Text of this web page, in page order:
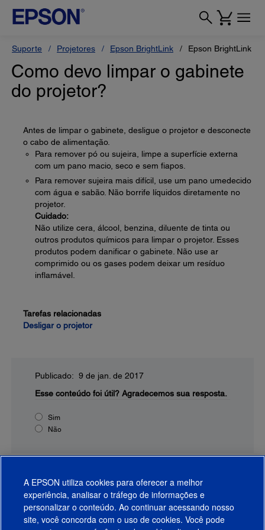
Suporte Projetores Epson BrightLink Epson BrightLink
Como devo limpar o gabinete
do projetor?
Antes de limpar o gabinete, desligue o projetor e desconecte
o cabo de alimentação.
Para remover pó ou sujeira, limpe a superfície externa
com um pano macio, seco e sem fiapos.
Para remover sujeira mais difícil, use um pano umedecido
com água e sabão. Não borrife líquidos diretamente no
projetor.
Cuidado:
Não utilize cera, álcool, benzina, diluente de tinta ou
outros produtos químicos para limpar o projetor. Esses
produtos podem danificar o gabinete. Não use ar
comprimido ou os gases podem deixar um resíduo
inflamável.
Tarefas relacionadas
Desligar o projetor
Publicado: 9 de jan. de 2017
Esse conteúdo foi útil? Agradecemos sua resposta.
Sim
Não
A EPSON utiliza cookies para oferecer a melhor
experiência, analisar o tráfego de informações e
personalizar o conteúdo. Ao continuar acessando nosso
site, você concorda com o uso de cookies. Você pode